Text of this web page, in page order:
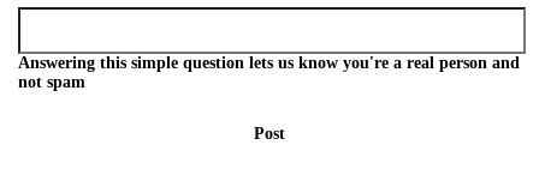
Answering this simple question lets us know you're a real person and
not spam
Post